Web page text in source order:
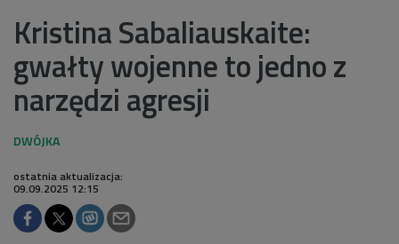
Kristina Sabaliauskaite:
gwałty wojenne to jedno z
narzędzi agresji
ostatnia aktualizacja:
09.09.2025 12:15